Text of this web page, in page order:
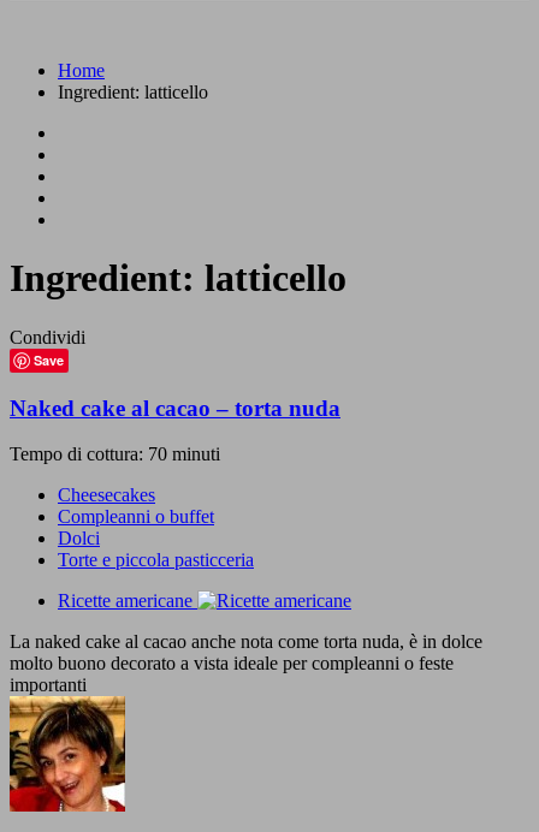
Home
Ingredient: latticello
Ingredient: latticello
Condividi
Save
Naked cake al cacao – torta nuda
Tempo di cottura: 70 minuti
Cheesecakes
Compleanni o buffet
Dolci
Torte e piccola pasticceria
Ricette americane
La naked cake al cacao anche nota come torta nuda, è in dolce
molto buono decorato a vista ideale per compleanni o feste
importanti